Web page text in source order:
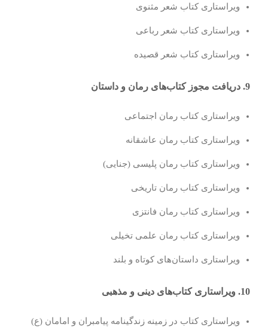
ویراستاری کتاب شعر مثنوی
ویراستاری کتاب شعر رباعی
ویراستاری کتاب شعر قصیده
9. دریافت مجوز کتاب‌های رمان و داستان
ویراستاری کتاب رمان اجتماعی
ویراستاری کتاب رمان عاشقانه
ویراستاری کتاب رمان پلیسی (جنایی)
ویراستاری کتاب رمان تاریخی
ویراستاری کتاب رمان فانتزی
ویراستاری کتاب رمان علمی تخیلی
ویراستاری داستان‌های کوتاه و بلند
10. ویراستاری کتاب‌های دینی و مذهبی
ویراستاری کتاب در زمینه زندگینامه پیامبران و امامان (ع)